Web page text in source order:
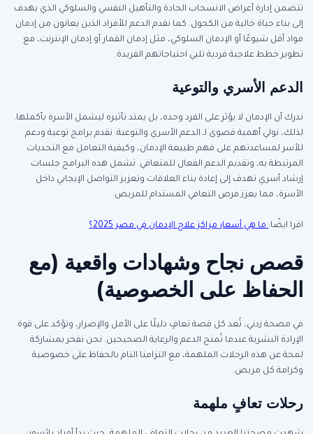
تتضمن إدارة أعراض الانسحاب الحادة والتأهيل النفسي والسلوكي الذي يهدف
إلى بناء حياة خالية من الكحول. كما نقدم الدعم للأفراد الذين يعانون من إدمان
مواد أقل شيوعًا أو الإدمان السلوكي، مثل إدمان القمار أو إدمان الإنترنت، مع
تطوير خطط علاجية فردية تلبي احتياجاتهم الفريدة.
الدعم الأسري والتوعية
ندرك أن الإدمان لا يؤثر على الفرد وحده، بل يمتد تأثيره ليشمل الأسرة بأكملها.
لذلك، نولي أهمية قصوى لـ الدعم الأسري والتوعية. نقدم برامج توعية ودعم
للأسر لمساعدتهم على فهم طبيعة الإدمان، وكيفية التعامل مع التحديات
المرتبطة به، وتقديم الدعم الفعال للمتعافي. تشمل هذه البرامج جلسات
إرشاد أسري تهدف إلى إعادة بناء العلاقات وتعزيز التواصل الإيجابي داخل
الأسرة، مما يعزز فرص التعافي المستدام للمريض.
اقرا ايضًا: ما هي أسعار مراكز علاج الإدمان في مصر 2025؟
قصص نجاح وشهادات واقعية (مع
الحفاظ على الخصوصية)
في مصحة زدني، تُعد كل قصة تعافٍ دليلًا على الأمل والإصرار، وتؤكد على قوة
الإرادة البشرية عندما تُمنح الدعم والرعاية الصحيحين. نحن نفخر بمشاركة
لمحة عن هذه الرحلات الملهمة، مع التزامنا التام بالحفاظ على خصوصية
وكرامة كل مريض.
رحلات تعافٍ ملهمة